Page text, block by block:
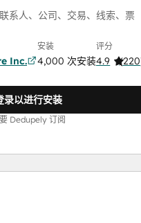
系人、公司、交易、线索、票
Inc.
安装
4,000 次安装
评分
4.9 (220
录以进行安装
Dedupely 订阅